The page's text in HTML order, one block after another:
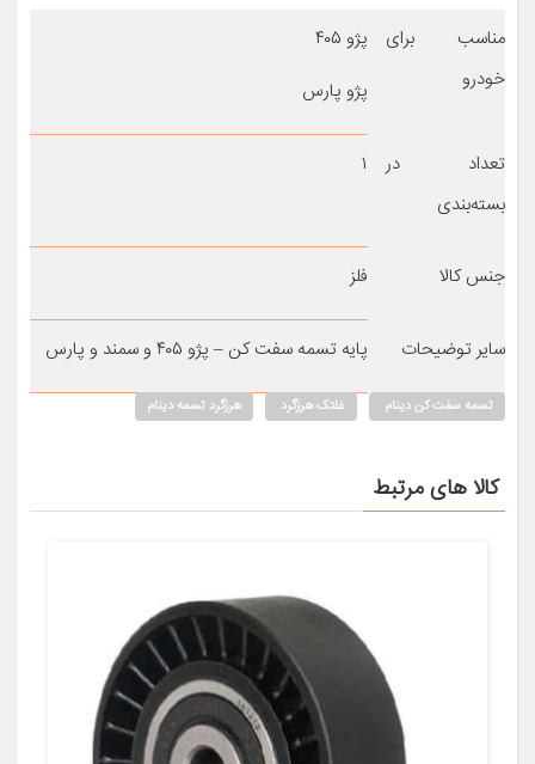
مناسب برای
خودرو
پژو ۴۰۵
پژو پارس
تعداد در
بسته‌بندی
۱
جنس کالا فلز
سایر توضیحات پایه تسمه سفت کن – پژو ۴۰۵ و سمند و پارس
تسمه سفت کن دینام غلتک هرزگرد هرزگرد تسمه دینام
کالا های مرتبط